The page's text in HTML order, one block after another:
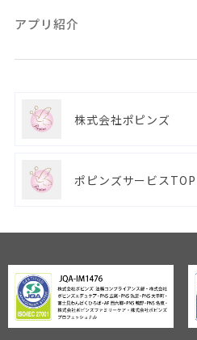
アプリ紹介
株式会社ポピンズ
ポピンズサービスTOP